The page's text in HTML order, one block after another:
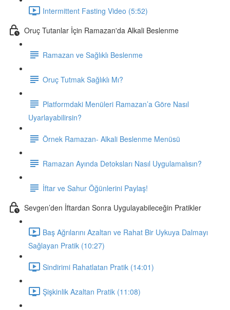
Intermittent Fasting Video (5:52)
Oruç Tutanlar İçin Ramazan'da Alkali Beslenme
Ramazan ve Sağlıklı Beslenme
Oruç Tutmak Sağlıklı Mı?
Platformdaki Menüleri Ramazan’a Göre Nasıl
Uyarlayabilirsin?
Örnek Ramazan- Alkali Beslenme Menüsü
Ramazan Ayında Detoksları Nasıl Uygulamalısın?
İftar ve Sahur Öğünlerini Paylaş!
Sevgen’den İftardan Sonra Uygulayabileceğin Pratikler
Baş Ağrılarını Azaltan ve Rahat Bir Uykuya Dalmayı
Sağlayan Pratik (10:27)
Sindirimi Rahatlatan Pratik (14:01)
Şişkinlik Azaltan Pratik (11:08)